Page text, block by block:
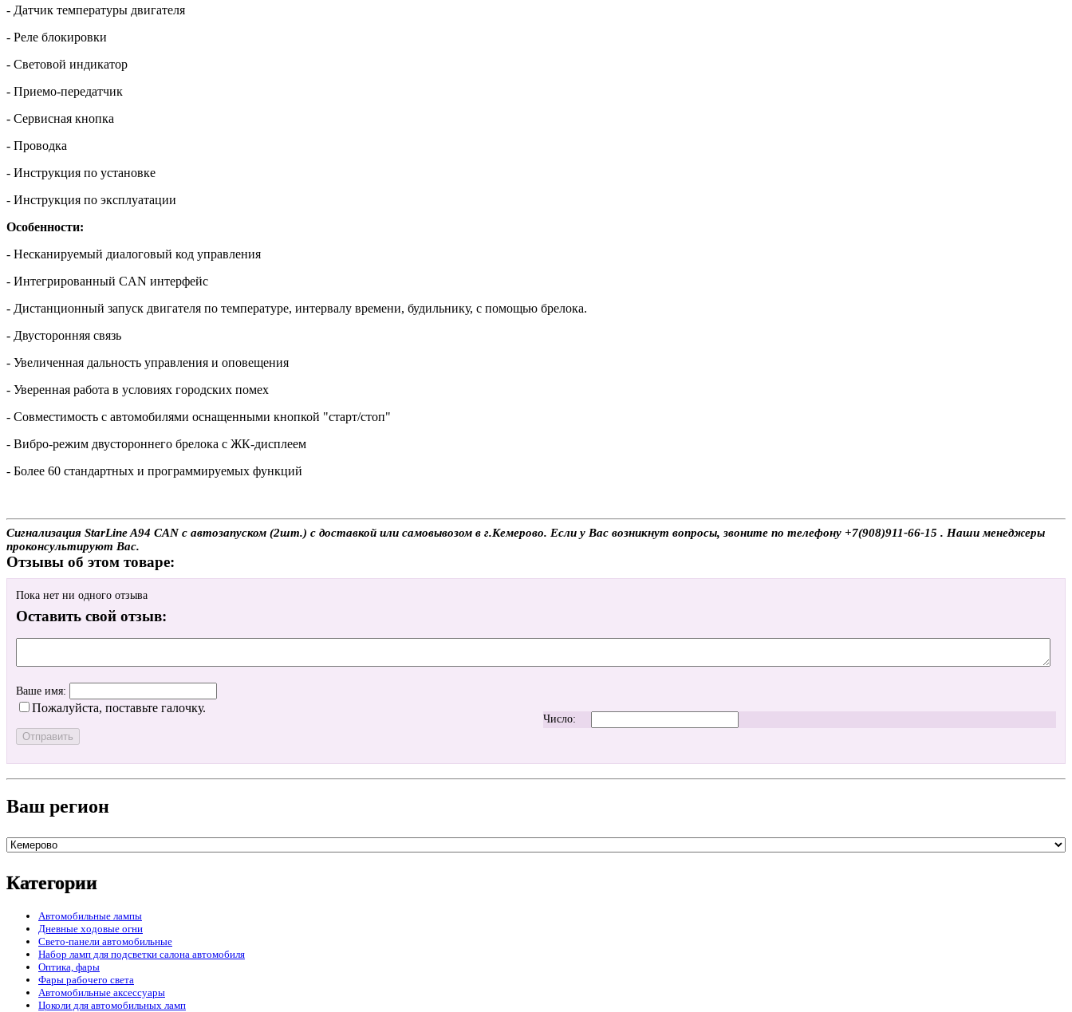
- Датчик температуры двигателя
- Реле блокировки
- Световой индикатор
- Приемо-передатчик
- Сервисная кнопка
- Проводка
- Инструкция по установке
- Инструкция по эксплуатации
Особенности:
- Несканируемый диалоговый код управления
- Интегрированный CAN интерфейс
- Дистанционный запуск двигателя по температуре, интервалу времени, будильнику, с помощью брелока.
- Двусторонняя связь
- Увеличенная дальность управления и оповещения
- Уверенная работа в условиях городских помех
- Совместимость с автомобилями оснащенными кнопкой "старт/стоп"
- Вибро-режим двустороннего брелока с ЖК-дисплеем
- Более 60 стандартных и программируемых функций
Сигнализация StarLine A94 CAN с автозапуском (2шт.) с доставкой или самовывозом в г.Кемерово. Если у Вас возникнут вопросы, звоните по телефону +7(908)911-66-15 . Наши менеджеры
проконсультируют Вас.
Отзывы об этом товаре:
Пока нет ни одного отзыва
Оставить свой отзыв:
Ваше имя:
Пожалуйста, поставьте галочку.
Число:
Ваш регион
Категории
Автомобильные лампы
Дневные ходовые огни
Свето-панели автомобильные
Набор ламп для подсветки салона автомобиля
Оптика, фары
Фары рабочего света
Автомобильные аксессуары
Цоколи для автомобильных ламп